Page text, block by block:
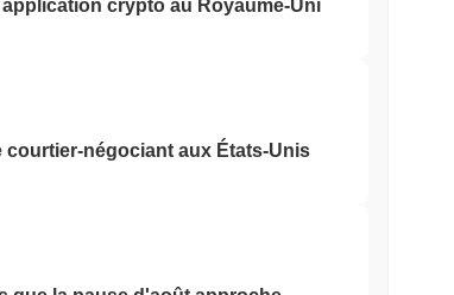
crypto au Royaume-Uni
négociant aux États-Unis